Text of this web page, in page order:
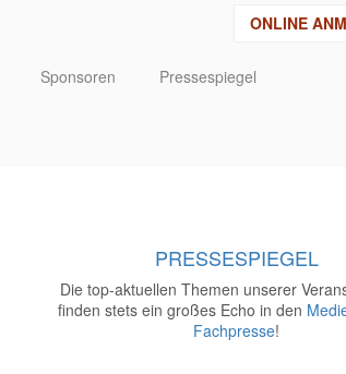
ONLINE
Sponsoren Pressespiegel
PRESSESPIEGEL
Die top-aktuellen Themen unserer
finden stets ein großes Echo in den
Fachpresse!